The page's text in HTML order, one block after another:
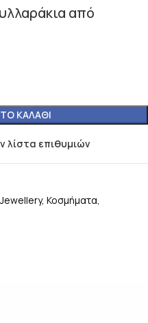
από
ΚΑΛΆΘΙ
λίστα επιθυμιών
, Κοσμήματα,